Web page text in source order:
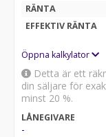
RÄNTA
EFFEKTIV RÄNTA
Öppna kalkylator
Detta är ett
din säljare för
minst 20 %.
LÅNEGIVARE
-